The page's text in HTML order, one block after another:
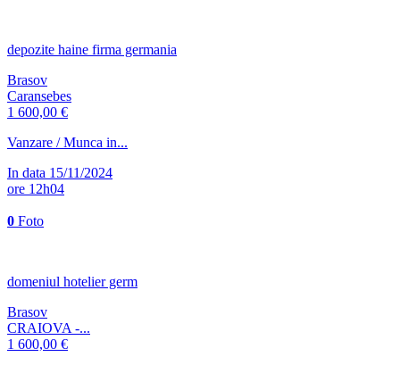
depozite haine firma germania
Brasov
Caransebes
1 600,00 €
Vanzare / Munca in...
In data 15/11/2024
ore 12h04
0 Foto
domeniul hotelier germ
Brasov
CRAIOVA -...
1 600,00 €